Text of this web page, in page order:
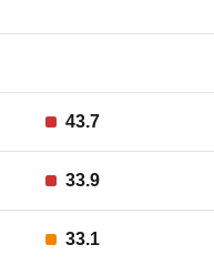
43.7
33.9
33.1